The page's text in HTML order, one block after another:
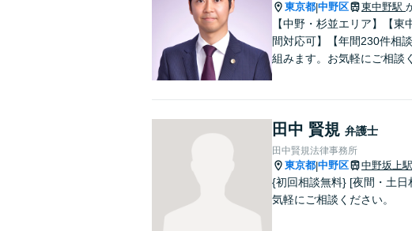
東京都|中野区 東中野駅
【中野・杉並エリア】【
間対応可】【年間230件相
組みます。お気軽にご相談
田中 賢規 弁護士
田中賢規法律事務所
東京都|中野区 中野坂上駅
{初回相談無料} [夜間・土
気軽にご相談ください。